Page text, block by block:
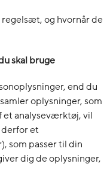
og hvornår de
skal bruge
end du
oplysninger, som
analyseværktøj, vil
et
som passer til din
dig de oplysninger,